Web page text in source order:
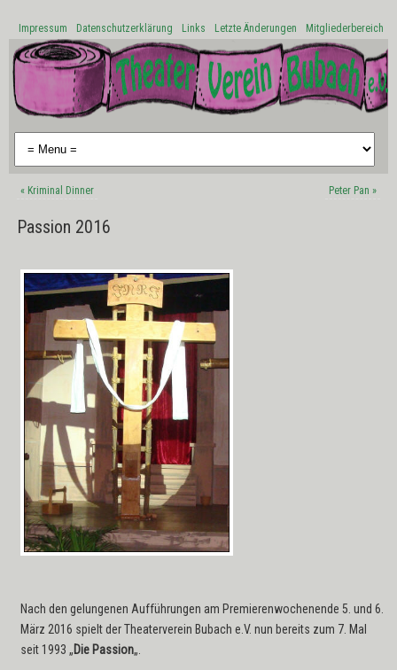
Impressum Datenschutzerklärung Links Letzte Änderungen Mitgliederbereich
«Kriminal Dinner Peter Pan»
Passion 2016
Nach den gelungenen Aufführungen am Premierenwochenende 5. und 6.
März 2016 spielt der Theaterverein Bubach e.V. nun bereits zum 7. Mal
seit 1993 „Die Passion„.